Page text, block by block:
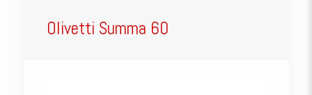
Olivetti Summa 60